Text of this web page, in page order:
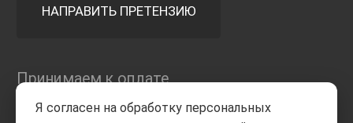
НАПРАВИТЬ ПРЕТЕНЗИЮ
Принимаем к оплате
Я согласен на обработку персональных